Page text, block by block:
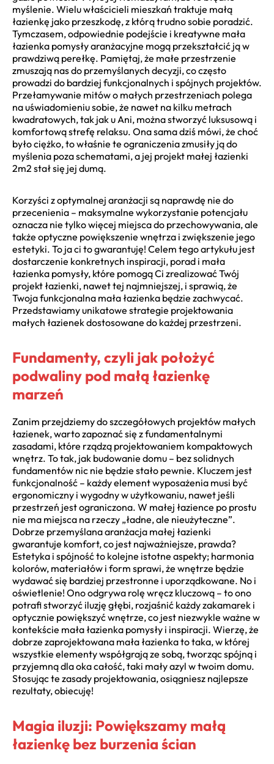
myślenie. Wielu właścicieli mieszkań traktuje małą
łazienkę jako przeszkodę, z którą trudno sobie poradzić.
Tymczasem, odpowiednie podejście i kreatywne mała
łazienka pomysły aranżacyjne mogą przekształcić ją w
prawdziwą perełkę. Pamiętaj, że małe przestrzenie
zmuszają nas do przemyślanych decyzji, co często
prowadzi do bardziej funkcjonalnych i spójnych projektów.
Przełamywanie mitów o małych przestrzeniach polega
na uświadomieniu sobie, że nawet na kilku metrach
kwadratowych, tak jak u Ani, można stworzyć luksusową i
komfortową strefę relaksu. Ona sama dziś mówi, że choć
było ciężko, to właśnie te ograniczenia zmusiły ją do
myślenia poza schematami, a jej projekt małej łazienki
2m2 stał się jej dumą.
Korzyści z optymalnej aranżacji są naprawdę nie do
przecenienia – maksymalne wykorzystanie potencjału
oznacza nie tylko więcej miejsca do przechowywania, ale
także optyczne powiększenie wnętrza i zwiększenie jego
estetyki. To ja ci to gwarantuję! Celem tego artykułu jest
dostarczenie konkretnych inspiracji, porad i mała
łazienka pomysły, które pomogą Ci zrealizować Twój
projekt łazienki, nawet tej najmniejszej, i sprawią, że
Twoja funkcjonalna mała łazienka będzie zachwycać.
Przedstawiamy unikatowe strategie projektowania
małych łazienek dostosowane do każdej przestrzeni.
Fundamenty, czyli jak położyć
podwaliny pod małą łazienkę
marzeń
Zanim przejdziemy do szczegółowych projektów małych
łazienek, warto zapoznać się z fundamentalnymi
zasadami, które rządzą projektowaniem kompaktowych
wnętrz. To tak, jak budowanie domu – bez solidnych
fundamentów nic nie będzie stało pewnie. Kluczem jest
funkcjonalność – każdy element wyposażenia musi być
ergonomiczny i wygodny w użytkowaniu, nawet jeśli
przestrzeń jest ograniczona. W małej łazience po prostu
nie ma miejsca na rzeczy „ładne, ale nieużyteczne”.
Dobrze przemyślana aranżacja małej łazienki
gwarantuje komfort, co jest najważniejsze, prawda?
Estetyka i spójność to kolejne istotne aspekty; harmonia
kolorów, materiałów i form sprawi, że wnętrze będzie
wydawać się bardziej przestronne i uporządkowane. No i
oświetlenie! Ono odgrywa rolę wręcz kluczową – to ono
potrafi stworzyć iluzję głębi, rozjaśnić każdy zakamarek i
optycznie powiększyć wnętrze, co jest niezwykle ważne w
kontekście mała łazienka pomysły i inspiracji. Wierzę, że
dobrze zaprojektowana mała łazienka to taka, w której
wszystkie elementy współgrają ze sobą, tworząc spójną i
przyjemną dla oka całość, taki mały azyl w twoim domu.
Stosując te zasady projektowania, osiągniesz najlepsze
rezultaty, obiecuję!
Magia iluzji: Powiększamy małą
łazienkę bez burzenia ścian